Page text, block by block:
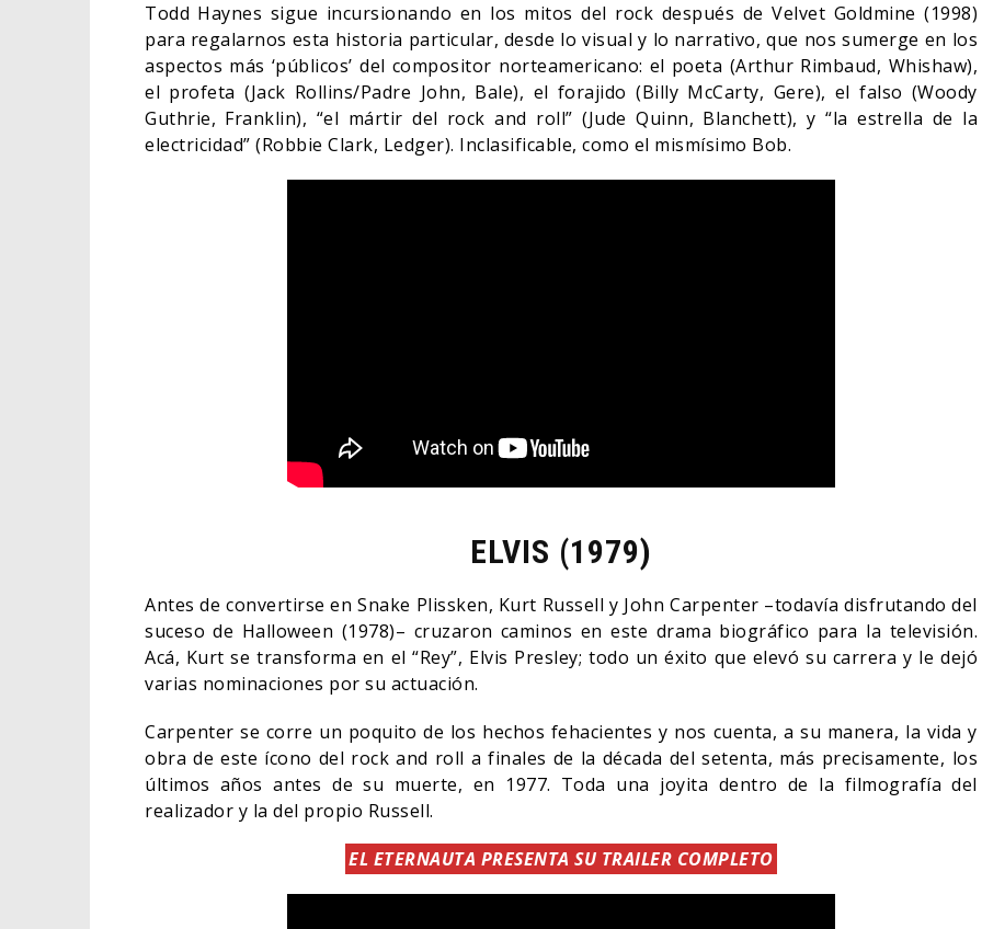
Todd Haynes sigue incursionando en los mitos del rock después de Velvet Goldmine (1998)
para regalarnos esta historia particular, desde lo visual y lo narrativo, que nos sumerge en los
aspectos más ‘públicos’ del compositor norteamericano: el poeta (Arthur Rimbaud, Whishaw),
el profeta (Jack Rollins/Padre John, Bale), el forajido (Billy McCarty, Gere), el falso (Woody
Guthrie, Franklin), “el mártir del rock and roll” (Jude Quinn, Blanchett), y “la estrella de la
electricidad” (Robbie Clark, Ledger). Inclasificable, como el mismísimo Bob.
ELVIS (1979)
Antes de convertirse en Snake Plissken, Kurt Russell y John Carpenter –todavía disfrutando del
suceso de Halloween (1978)– cruzaron caminos en este drama biográfico para la televisión.
Acá, Kurt se transforma en el “Rey”, Elvis Presley; todo un éxito que elevó su carrera y le dejó
varias nominaciones por su actuación.
Carpenter se corre un poquito de los hechos fehacientes y nos cuenta, a su manera, la vida y
obra de este ícono del rock and roll a finales de la década del setenta, más precisamente, los
últimos años antes de su muerte, en 1977. Toda una joyita dentro de la filmografía del
realizador y la del propio Russell.
EL ETERNAUTA PRESENTA SU TRAILER COMPLETO